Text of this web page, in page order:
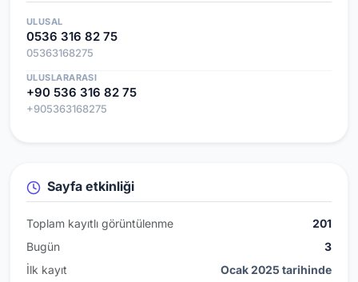
ULUSAL
0536 316 82 75
05363168275
ULUSLARARASI
+90 536 316 82 75
+905363168275
Sayfa etkinliği
Toplam kayıtlı görüntülenme
201
Bugün
3
İlk kayıt
Ocak 2025 tarihinde